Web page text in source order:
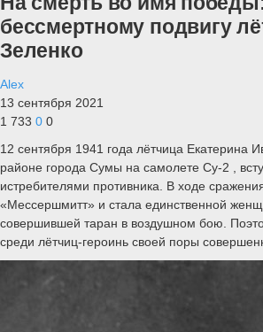
бессмертному подвигу
Зеленко
Alex
13 сентября 2021
1 733 0 0
12 сентября 1941 года лётчица Екатерина
районе города Сумы на самолете Су-2 ,
истребителями противника. В ходе
«Мессершмитт» и стала единственной
совершившей таран в воздушном бою.
среди лётчиц-героинь своей поры